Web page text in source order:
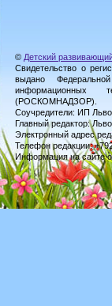
© Детский
Свидетельство о
выдано
информационных
(РОСКОМНАДЗОР).
Соучредители: ИП
Главный редактор:
Электронный адрес
Телефон редакции:
Информация на сайте